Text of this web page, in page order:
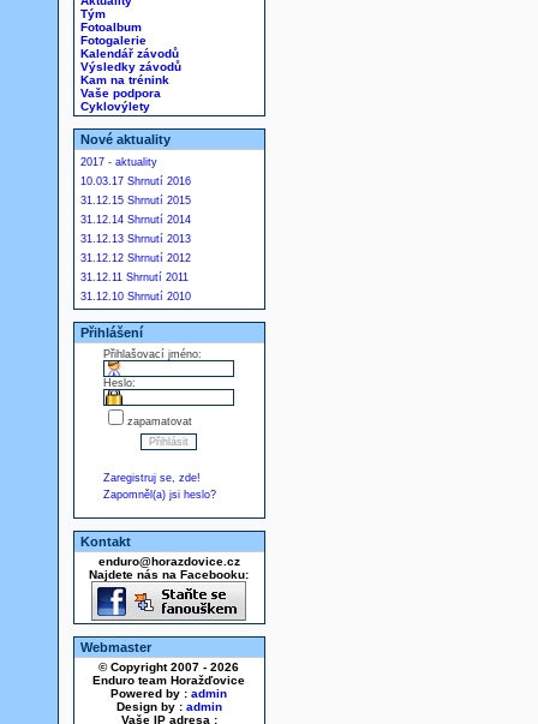
Tým
Fotoalbum
Fotogalerie
Kalendář závodů
Výsledky závodů
Kam na trénink
Vaše podpora
Cyklovýlety
Nové aktuality
2017 - aktuality
10.03.17 Shrnutí 2016
31.12.15 Shrnutí 2015
31.12.14 Shrnutí 2014
31.12.13 Shrnutí 2013
31.12.12 Shrnutí 2012
31.12.11 Shrnutí 2011
31.12.10 Shrnutí 2010
Přihlášení
Přihlašovací jméno:
Heslo:
zapamatovat
Zaregistruj se, zde!
Zapomněl(a) jsi heslo?
Kontakt
enduro@horazdovice.cz
Najdete nás na Facebooku:
Webmaster
© Copyright 2007 - 2026
Enduro team Horažďovice
Powered by : admin
Design by : admin
Vaše IP adresa :